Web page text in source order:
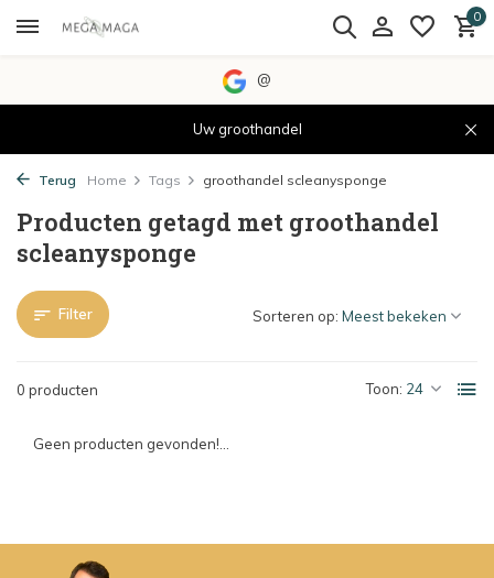
0
@
Uw groothandel
Terug Home Tags groothandel scleanysponge
Producten getagd met groothandel
scleanysponge
Filter
0 producten Toon:
Sorteren op:
Geen producten gevonden!...